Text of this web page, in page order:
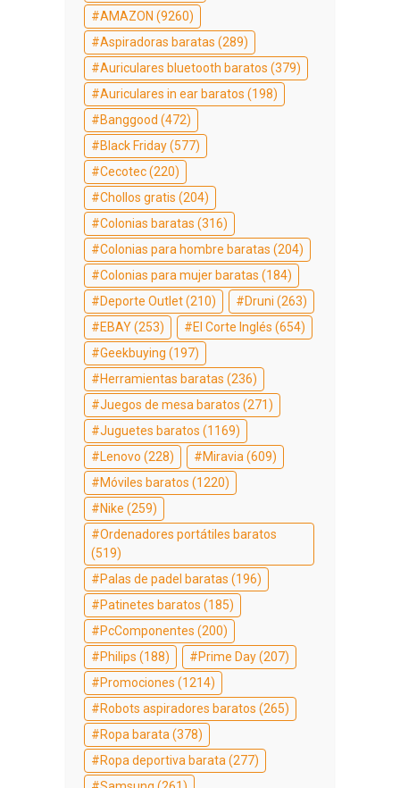
AMAZON (9260)
Aspiradoras baratas (289)
Auriculares bluetooth baratos (379)
Auriculares in ear baratos (198)
Banggood (472)
Black Friday(577)
Cecotec(220)
Chollos gratis (204)
Colonias baratas (316)
Colonias para hombre baratas (204)
Colonias para mujer baratas (184)
Deporte Outlet(210) Druni (263)
EBAY(253) El Corte Inglés (654)
Geekbuying (197)
Herramientas baratas (236)
Juegos de mesa baratos (271)
Juguetes baratos (1169)
Lenovo (228) Miravia(609)
Móviles baratos (1220)
Nike (259)
Ordenadores portátiles baratos
(519)
Palas de padel baratas (196)
Patinetes baratos (185)
PcComponentes (200)
Philips (188) Prime Day(207)
Promociones (1214)
Robots aspiradores baratos (265)
Ropa barata(378)
Ropa deportiva barata(277)